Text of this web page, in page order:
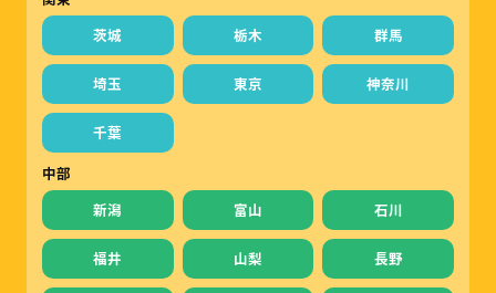
茨城
栃木 群馬
埼玉 東京 神奈川
千葉
中部
新潟
富山 石川
福井 山梨 長野